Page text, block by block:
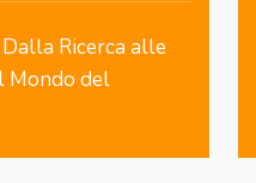
Ricerca alle
Mondo del